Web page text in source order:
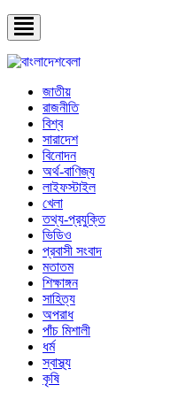
জাতীয়
রাজনীতি
বিশ্ব
সারাদেশ
বিনোদন
অর্থ-বাণিজ্য
লাইফস্টাইল
খেলা
তথ্য-প্রযুক্তি
ভিডিও
প্রবাসী সংবাদ
মতাতম
শিক্ষাঙ্গন
সাহিত্য
অপরাধ
পাঁচ মিশালী
ধর্ম
স্বাস্থ্য
কৃষি